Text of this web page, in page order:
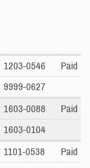
1203-0546
Paid
9999-0627
1603-0088
Paid
1603-0104
1101-0538
Paid